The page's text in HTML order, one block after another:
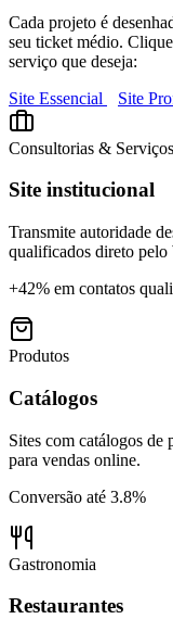
Cada projeto é
seu ticket médio.
serviço que deseja:
Site Essencial
Site
Consultorias & Serviços
Site institucional
Transmite autoridade
qualificados direto pelo
+42% em contatos
Produtos
Catálogos
Sites com catálogos de
para vendas online.
Conversão até 3.8%
Gastronomia
Restaurantes